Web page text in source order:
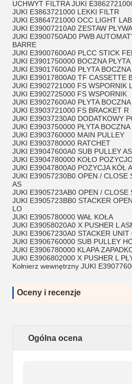
UCHWYT FILTRA JUKI
JUKI E3863721000 LEKKI FILTR
JUKI E3864721000 OCC LIGHT
JUKI E39007210A0 ZESTAW
JUKI E3900750AD0 PWB
BARRE
JUKI E39007600A0 PLCC STICK
JUKI E3901750000 BOCZNA PŁYTA
JUKI E39017600A0 PŁYTA BOCZNA
JUKI E39017800A0 TF CASSETTE
JUKI E3902721000 FS WSPORNIK L.
JUKI E3902725000 FS WSPORNIK
JUKI E39027600A0 PŁYTA BOCZNA
JUKI E3903721000 FS BRACKET R
JUKI E39037230A0 DODATKOWY
JUKI E3903750000 PŁYTA BOCZNA
JUKI E3903760000 MAIN PULLEY
JUKI E3903780000 RATCHET
JUKI E39047600A0 SUB PULLEY
JUKI E3904780000 KOŁO
JUKI E39047800A0 POZYCJA KÓŁ
JUKI E39057230B0 OPEN / CLOSE
AS
JUKI E3905723AB0 OPEN / CLOSE
JUKI E3905723BB0 STACKER
LO
JUKI E3905780000 WAŁ KOŁA
JUKI E39058020A0 X PUSHER L
JUKI E39067230A0 STACKER UNIT
JUKI E3906760000 SUB PULLEY
JUKI E3906780000 KLAPA
JUKI E3906802000 X PUSHER L
Kołnierz wewnętrzny JUKI
Oceny i recenzje
Ogólna ocena